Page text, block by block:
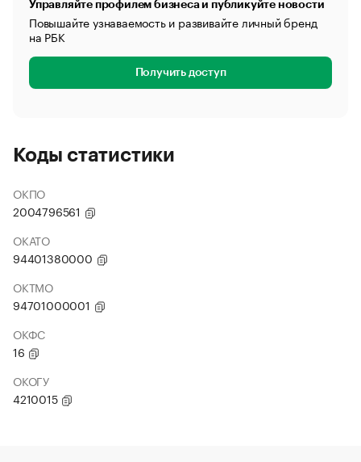
Управляйте профилем бизнеса и публикуйте новости
Повышайте узнаваемость и развивайте личный бренд
на РБК
Получить доступ
Коды статистики
ОКПО
2004796561
ОКАТО
94401380000
ОКТМО
94701000001
ОКФС
16
ОКОГУ
4210015